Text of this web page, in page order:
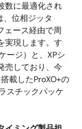
数に最適化され
、位相ジッタ
ェース経由で周
実現します。す
ージ）と、XPシ
売しており、今
載したProXO+の
スチックパッケ